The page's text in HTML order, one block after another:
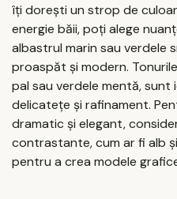
îți dorești un strop de
energie băii, poți alege
albastrul marin sau verdele
proaspăt și modern.
pal sau verdele mentă, sunt
delicatețe și rafinament.
dramatic și elegant,
contrastante, cum ar fi alb
pentru a crea modele